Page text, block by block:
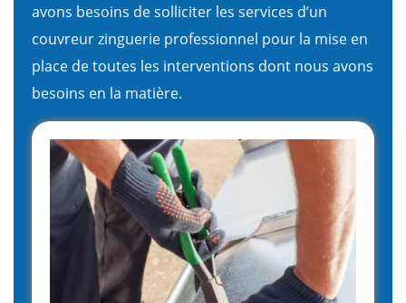
avons besoins de solliciter les services d’un
couvreur zinguerie professionnel pour la mise en
place de toutes les interventions dont nous avons
besoins en la matière.